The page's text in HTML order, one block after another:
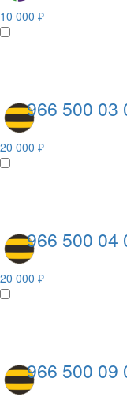
10 000 ₽
966 500 03
20 000 ₽
966 500 04
20 000 ₽
966 500 09